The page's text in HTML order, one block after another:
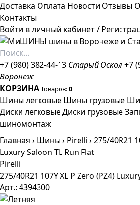
Доставка Оплата Новости Отзывы
Контакты
Войти в личный кабинет/
+7 (980) 382-44-13 Старый Оскол +7
Воронеж
КОРЗИНА Товаров:0
Шины легковые Шины грузовые
Диски легковыеДиски грузовые
шиномонтаж
Главная › Шины› Pirelli ›275/40R21
Luxury Saloon TL Run Flat
Pirelli
275/40R21 107Y XL P Zero (PZ4)
Арт.: 4394300